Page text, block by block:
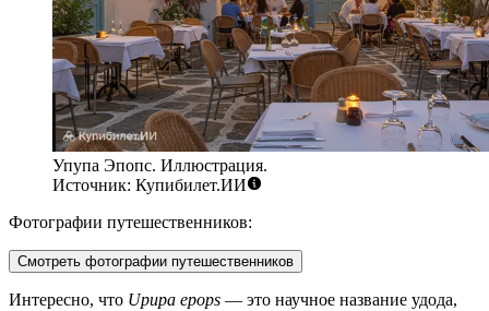
Упупа Эпопс. Иллюстрация.
Источник: Купибилет.ИИ
Фотографии путешественников:
Смотреть фотографии путешественников
Интересно, что Upupa epops — это научное название удода,